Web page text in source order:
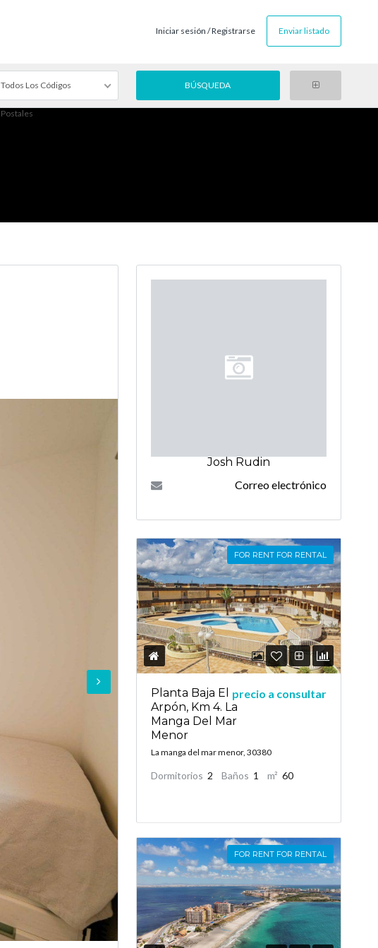
Iniciar sesión / Registrarse Enviar listado
Todos Los Códigos
Postales
Josh Rudin
Correo electrónico
FOR RENT FOR RENTAL
Planta Baja El
Arpón, Km 4. La
Manga Del Mar
Menor
La manga del mar menor, 30380
precio a consultar
Dormitorios 2 Baños 1 m² 60
FOR RENT FOR RENTAL